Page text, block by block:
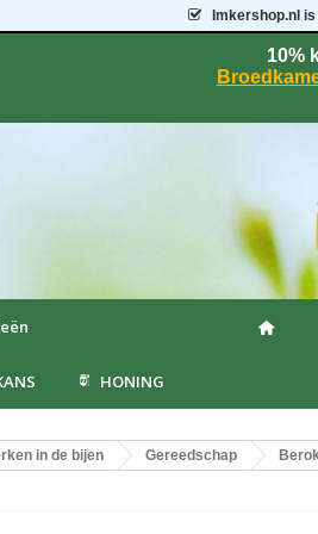
Imkershop.nl is
10%
HONING
in de bijen Gereedschap